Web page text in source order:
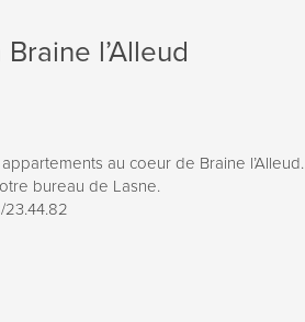
l’Alleud
au coeur de Braine l’Alleud.
bureau de Lasne.